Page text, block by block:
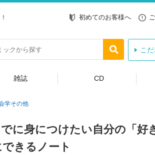
初めてのお客様へ
こ
雑誌 CD
学その他
でに身につけたい自分の「好
きるノート